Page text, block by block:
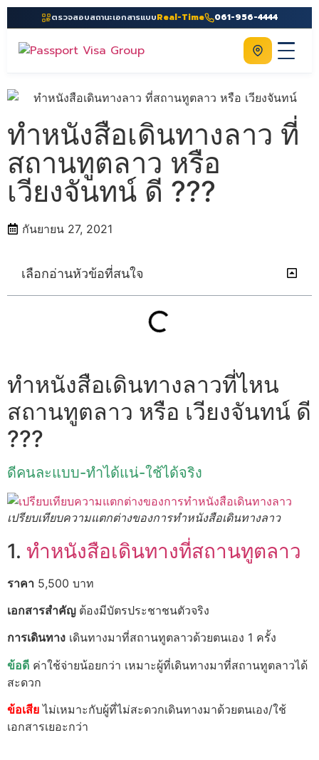
ตรวจสอบสถานะเอกสารแบบReal-Time 061-956-4444
Home
เกี่ยวกับเรา
บริการ
คู่มือ
ประเทศ
ติดต่อเรา
ติดต่อเรา
ทำหนังสือเดินทางลาว ที่
สถานทูตลาว หรือ
เวียงจันทน์ ดี ???
กันยายน 27, 2021
เลือกอ่านหัวข้อที่สนใจ
ทำหนังสือเดินทางลาวที่ไหน
สถานทูตลาว หรือ เวียงจันทน์ ดี
???
ดีคนละแบบ-ทำได้แน่-ใช้ได้จริง
เปรียบเทียบความแตกต่างของการทำหนังสือเดินทางลาว
1. ทำหนังสือเดินทางที่สถานทูตลาว
ราคา 5,500 บาท
เอกสารสำคัญ ต้องมีบัตรประชาชนตัวจริง
การเดินทาง เดินทางมาที่สถานทูตลาวด้วยตนเอง 1 ครั้ง
ข้อดี ค่าใช้จ่ายน้อยกว่า เหมาะผู้ที่เดินทางมาที่สถานทูตลาวได้
สะดวก
ข้อเสีย ไม่เหมาะกับผู้ที่ไม่สะดวกเดินทางมาด้วยตนเอง/ใช้
เอกสารเยอะกว่า